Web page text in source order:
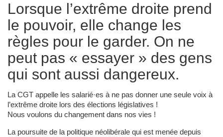
Lorsque l’extrême droite prend
le pouvoir, elle change les
règles pour le garder. On ne
peut pas « essayer » des gens
qui sont aussi dangereux.
La CGT appelle les salarié·es à ne pas donner une seule voix à
l’extrême droite lors des élections législatives !
Nous voulons du changement dans nos vies !
La poursuite de la politique néolibérale qui est menée depuis